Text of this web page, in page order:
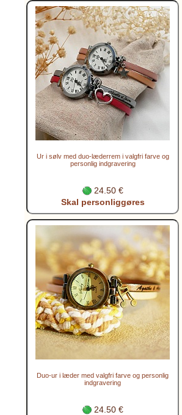
Ur i sølv med duo-læderrem i valgfri farve og
personlig indgravering
24.50 €
Skal personliggøres
Duo-ur i læder med valgfri farve og personlig
indgravering
24.50 €